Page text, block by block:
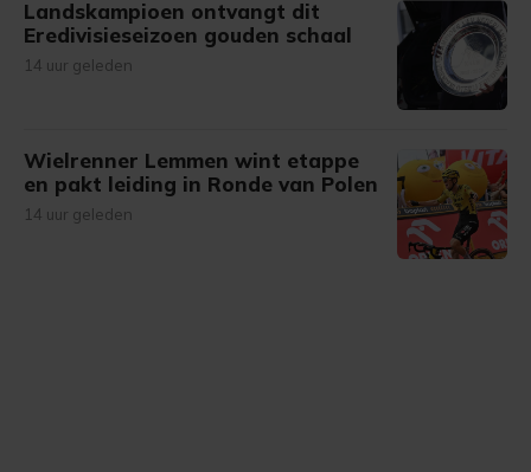
Landskampioen ontvangt dit
Eredivisieseizoen gouden schaal
14 uur geleden
Wielrenner Lemmen wint etappe
en pakt leiding in Ronde van Polen
14 uur geleden